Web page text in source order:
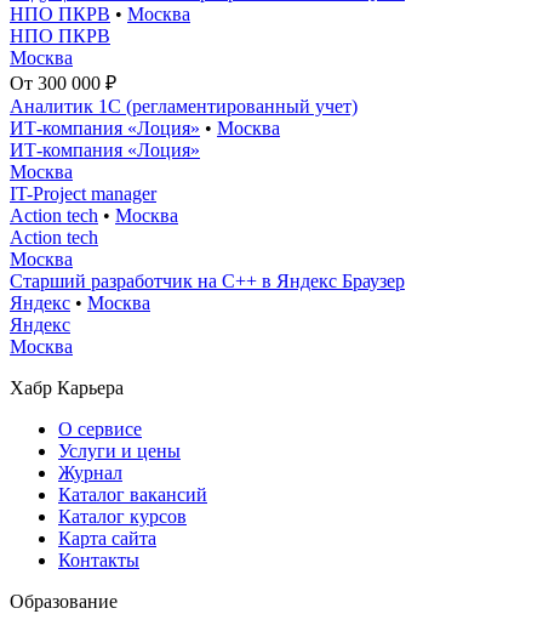
НПО ПКРВ • Москва
НПО ПКРВ
Москва
От 300 000 ₽
Аналитик 1С (регламентированный учет)
ИТ-компания «Лоция» • Москва
ИТ-компания «Лоция»
Москва
IT-Project manager
Action tech • Москва
Action tech
Москва
Старший разработчик на С++ в Яндекс Браузер
Яндекс • Москва
Яндекс
Москва
Хабр Карьера
О сервисе
Услуги и цены
Журнал
Каталог вакансий
Каталог курсов
Карта сайта
Контакты
Образование